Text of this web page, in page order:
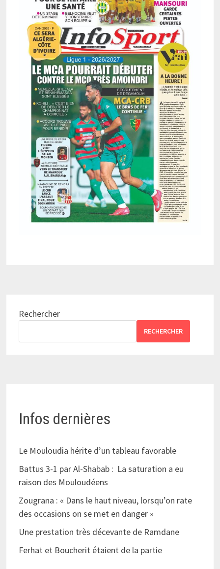
Rechercher
RECHERCHER
Infos dernières
Le Mouloudia hérite d’un tableau favorable
Battus 3-1 par Al-Shabab : La saturation a eu
raison des Mouloudéens
Zougrana : « Dans le haut niveau, lorsqu’on rate
des occasions on se met en danger »
Une prestation très décevante de Ramdane
Ferhat et Boucherit étaient de la partie